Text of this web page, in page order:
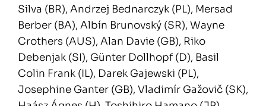
Silva (BR), Andrzej Bednarczyk (PL), Mersad
Berber (BA), Albín Brunovský (SR), Wayne
Crothers (AUS), Alan Davie (GB), Riko
Debenjak (SI), Günter Dollhopf (D), Basil
Colin Frank (IL), Darek Gajewski (PL),
Josephine Ganter (GB), Vladimír Gažovič (SK),